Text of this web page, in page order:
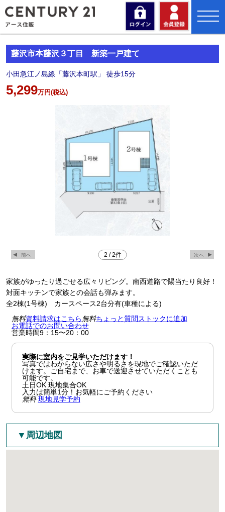
toggle
藤沢市本藤沢３丁目 新築一戸建て
小田急江ノ島線「藤沢本町駅」 徒歩15分
5,299万円(税込)
2 /2件
家族がゆったり過ごせる広々リビング。南西道路で陽当たり良好！
対面キッチンで家族との会話も弾みます。
全2棟(1号棟) カースペース2台分有(車種による)
無料資料請求はこちら無料ちょっと質問ストックに追加
お電話でのお問い合わせ
営業時間9：15〜20：00
実際に室内をご見学いただけます！
写真ではわからない広さや明るさを現地でご確認いただ
けます。ご自宅まで、お車で送迎させていただくことも
可能です。
土日OK 現地集合OK
入力は簡単1分！お気軽にご予約ください
無料 現地見学予約
▼周辺地図